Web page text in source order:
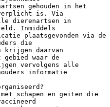
gehouden in het
is. Via
dierenartsen in
Inmiddels
plaatsgevonden via de
die
krijgen daarvan
waar de
vervolgens alle
informatie
schapen en geiten die